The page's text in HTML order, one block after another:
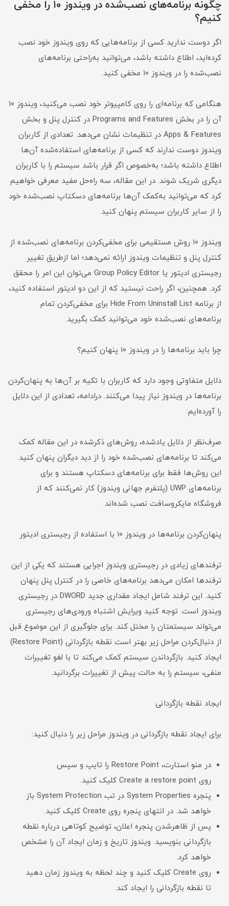
چگونه برنامه‌‎های نصب‌شده در ویندوز ۱۰ را مخفی
کنیم؟
اگر دوست ندارید کسی از برنامه‌هایی که روی ویندوز خود نصب
کرده‌اید، اطلاع داشته باشد، می‌توانید به‌راحتی برنامه‌های
نصب‌شده را در ویندوز ۱۰ مخفی کنید.
هنگامی که برنامه‌ای را روی کامپیوتر خود نصب می‌کنید، ویندوز ۱۰
آن را در بخش Programs and Features در کنترل پنل و بخش
Apps & Features در تنظیمات نشان می‌دهد. تعدادی از کاربران
ویندوز دوست ندارند که کسی از برنامه‌های استفاده‌شده آن‌ها
اطلاع داشته باشد؛ به‌خصوص اگر قرار باشد سیستم را با کاربران
دیگری شریک شوند. در این مقاله، سه راه‌حل مفید معرفی خواهیم
کرد که می‌توانید به‌کمک آن‌ها برنامه‌های دسکتاپ نصب‌شده خود
را از سایر کاربران سیستم پنهان کنید.
ویندوز ۱۰ روش مستقیمی برای مخفی‌کردن برنامه‌های نصب‌شده از
کنترل پنل و تنظیمات ویندوز ارائه نمی‌دهد؛ اما ازطریق تغییر
رجیستری ادیتور یا Group Policy Editor می‌توان این امر را محقق
کرد. همچنین، اگر راحت نیستید که از این دو ادیتور استفاده کنید،
از برنامه Hide From Uninstall List برای مخفی‌کردن تمام
برنامه‌های نصب‌شده خود می‌توانید کمک بگیرید.
چرا باید برنامه‌ها را در ویندوز ۱۰ پنهان کنیم؟
دلایل متفاوتی وجود دارد که کاربران با تکیه بر آن‌ها به پنهان‌کردن
برنامه‌ها در ویندوز نیاز پیدا می‌کنند. درادامه، تعدادی از این دلایل
را آورده‌ایم:
صرف‌نظر از دلایل یادشده، روش‌های ذکرشده در این مقاله کمک
می‌کند تا برنامه‌های نصب‌شده خود را از دید دیگران پنهان کنید.
این روش‌ها فقط برای برنامه‌های دسکتاپ هستند و برای
برنامه‌های UWP (پلتفرم جهانی ویندوز) کار نمی‌کنند که از
فروشگاه مایکروسافت نصب شده‌اند.
پنهان‌کردن برنامه‌ها در ویندوز ۱۰ با استفاده از رجیستری ادیتور
ترفندهای زیادی در رجیستری ویندوز اجرایی هستند که یکی از این
ترفندها امکان می‌دهد برنامه‌های خاصی را در کنترل پنل پنهان
کنید. این ترفند شامل ایجاد مقداری جدید DWORD در رجیستری
ویندوز است. توجه کنید ویرایش اشتباه ورودی‌های رجیستری
می‌تواند سیستمتان را مختل کند. برای جلوگیری از این موضوع قبل
از دنبال‌کردن مراحل زیر بهتر است نقطه بازگردانی (Restore Point)
ایجاد کنید. بازگرداندن سیستم کمک می‌کند تا با لغو تغییرات
منفی، سیستم را به حالت پیش از تغییرات برگردانید.
ایجاد نقطه بازگردانی
برای ایجاد نقطه بازگردانی در ویندوز مراحل زیر را دنبال کنید:
در منو استارت، Restore Point را تایپ و سپس
روی Create a restore point کلیک کنید.
پنجره System Properties در تب System Protection باز
خواهد شد. در انتهای پنجره روی Create کلیک کنید.
پس از ظاهرشدن پنجره اعلان، توضیح کوتاهی درباره نقطه
بازگردانی بنویسید. ویندوز تاریخ و زمان ایجاد آن را مشخص
خواهد کرد.
روی Create کلیک کنید و چند لحظه به ویندوز زمان دهید
تا نقطه بازگردانی را ایجاد کند.